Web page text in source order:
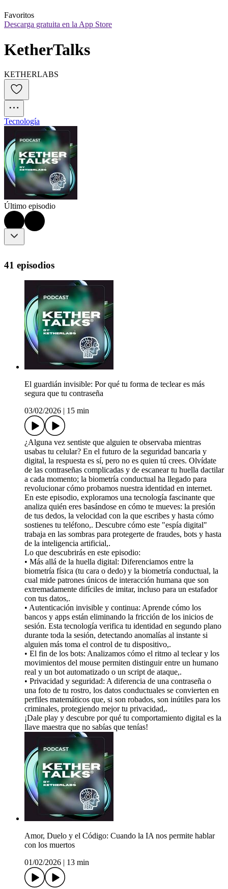
Favoritos
Descarga gratuita en la App Store
KetherTalks
KETHERLABS
Tecnología
Último episodio
41 episodios
El guardián invisible: Por qué tu forma de teclear es más
segura que tu contraseña
03/02/2026
15 min
¿Alguna vez sentiste que alguien te observaba mientras
usabas tu celular? En el futuro de la seguridad bancaria y
digital, la respuesta es sí, pero no es quien tú crees. Olvídate
de las contraseñas complicadas y de escanear tu huella dactilar
a cada momento; la biometría conductual ha llegado para
revolucionar cómo probamos nuestra identidad en internet.
En este episodio, exploramos una tecnología fascinante que
analiza quién eres basándose en cómo te mueves: la presión
de tus dedos, la velocidad con la que escribes y hasta cómo
sostienes tu teléfono,. Descubre cómo este "espía digital"
trabaja en las sombras para protegerte de fraudes, bots y hasta
de la inteligencia artificial,.
Lo que descubrirás en este episodio:
• Más allá de la huella digital: Diferenciamos entre la
biometría física (tu cara o dedo) y la biometría conductual, la
cual mide patrones únicos de interacción humana que son
extremadamente difíciles de imitar, incluso para un estafador
con tus datos,.
• Autenticación invisible y continua: Aprende cómo los
bancos y apps están eliminando la fricción de los inicios de
sesión. Esta tecnología verifica tu identidad en segundo plano
durante toda la sesión, detectando anomalías al instante si
alguien más toma el control de tu dispositivo,.
• El fin de los bots: Analizamos cómo el ritmo al teclear y los
movimientos del mouse permiten distinguir entre un humano
real y un bot automatizado o un script de ataque,.
• Privacidad y seguridad: A diferencia de una contraseña o
una foto de tu rostro, los datos conductuales se convierten en
perfiles matemáticos que, si son robados, son inútiles para los
criminales, protegiendo mejor tu privacidad,.
¡Dale play y descubre por qué tu comportamiento digital es la
llave maestra que no sabías que tenías!
Amor, Duelo y el Código: Cuando la IA nos permite hablar
con los muertos
01/02/2026
13 min